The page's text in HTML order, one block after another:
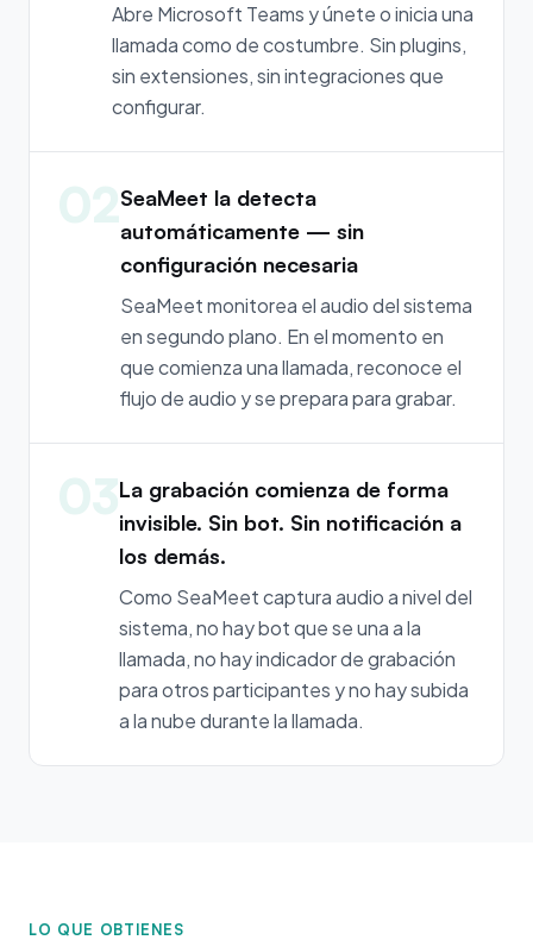
Abre Microsoft Teams y únete o inicia una
llamada como de costumbre. Sin plugins,
sin extensiones, sin integraciones que
configurar.
02SeaMeet la detecta
automáticamente — sin
configuración necesaria
SeaMeet monitorea el audio del sistema
en segundo plano. En el momento en
que comienza una llamada, reconoce el
flujo de audio y se prepara para grabar.
03La grabación comienza de forma
invisible. Sin bot. Sin notificación a
los demás.
Como SeaMeet captura audio a nivel del
sistema, no hay bot que se una a la
llamada, no hay indicador de grabación
para otros participantes y no hay subida
a la nube durante la llamada.
LO QUE OBTIENES